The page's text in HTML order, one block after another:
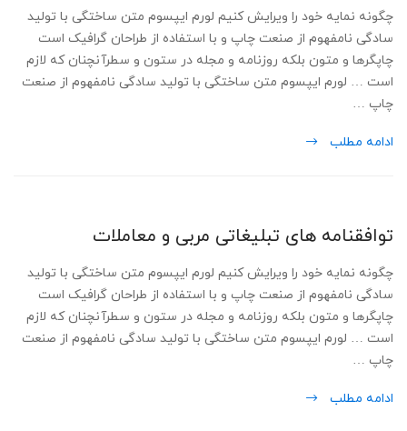
چگونه نمایه خود را ویرایش کنیم لورم ایپسوم متن ساختگی با تولید
سادگی نامفهوم از صنعت چاپ و با استفاده از طراحان گرافیک است
چاپگرها و متون بلکه روزنامه و مجله در ستون و سطرآنچنان که لازم
است … لورم ایپسوم متن ساختگی با تولید سادگی نامفهوم از صنعت
چاپ …
ادامه مطلب
توافقنامه های تبلیغاتی مربی و معاملات
چگونه نمایه خود را ویرایش کنیم لورم ایپسوم متن ساختگی با تولید
سادگی نامفهوم از صنعت چاپ و با استفاده از طراحان گرافیک است
چاپگرها و متون بلکه روزنامه و مجله در ستون و سطرآنچنان که لازم
است … لورم ایپسوم متن ساختگی با تولید سادگی نامفهوم از صنعت
چاپ …
ادامه مطلب